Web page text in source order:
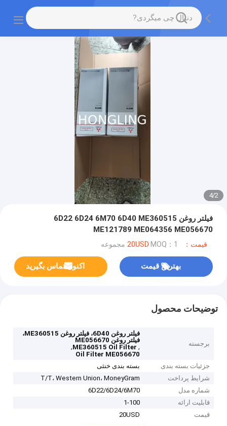
2
/
4
فیلتر روغن 6D22 6D24 6M70 6D40 ME360515
ME121789 ME064356 ME056670
قیمت：20USD MOQ：1 مجموعه
بهترین قیمت اکنون تماس بگیرید
توضیحات محصول
برجسته
فیلتر روغن 6D40، فیلتر روغن ME360515،
فیلتر روغن ME056670
,
ME360515 Oil Filter
,
Oil Filter ME056670
جزئیات بسته بندی
بسته بندی خنثی
شرایط پرداخت
T/T، Western Union، MoneyGram
شماره مدل
6D22/6D24/6M70
قابلیت ارائه
1-100
قیمت
20USD